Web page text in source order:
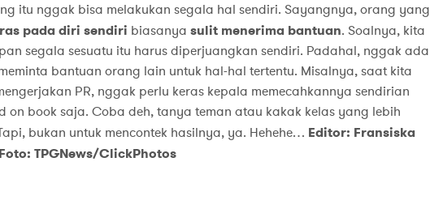
itu nggak bisa melakukan segala hal sendiri. Sayangnya, orang yang
pada diri sendiri biasanya sulit menerima bantuan. Soalnya, kita
segala sesuatu itu harus diperjuangkan sendiri. Padahal, nggak ada
bantuan orang lain untuk hal-hal tertentu. Misalnya, saat kita
PR, nggak perlu keras kepala memecahkannya sendirian
on book saja. Coba deh, tanya teman atau kakak kelas yang lebih
bukan untuk mencontek hasilnya, ya. Hehehe… Editor: Fransiska
TPGNews/ClickPhotos